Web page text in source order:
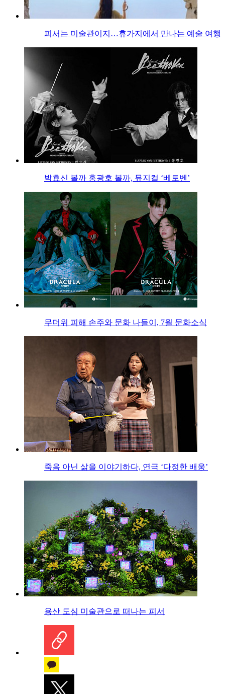
피서는 미술관이지…휴가지에서 만나는 예술 여행
박효신 볼까 홍광호 볼까, 뮤지컬 ‘베토벤’
무더위 피해 손주와 문화 나들이, 7월 문화소식
죽음 아닌 삶을 이야기하다, 연극 ‘다정한 배웅’
용산 도심 미술관으로 떠나는 피서